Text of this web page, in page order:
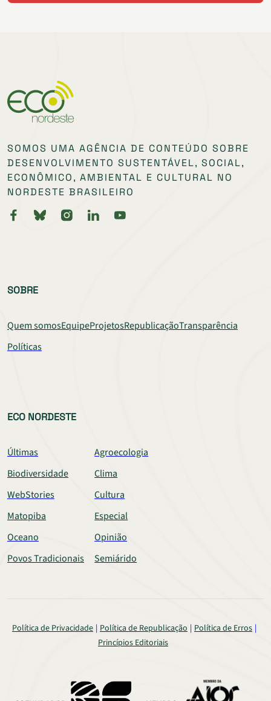
SOMOS UMA AGÊNCIA DE CONTEÚDO SOBRE
DESENVOLVIMENTO SUSTENTÁVEL, SOCIAL,
ECONÔMICO, AMBIENTAL E CULTURAL NO
NORDESTE BRASILEIRO
SOBRE
Quem somosEquipeProjetosRepublicaçãoTransparência
Políticas
ECO NORDESTE
Últimas
Agroecologia
Biodiversidade
Clima
WebStories
Cultura
Matopiba
Especial
Oceano
Opinião
Povos Tradicionais
Semiárido
Política de Privacidade Política de Republicação
Política de Erros
Princípios Editoriais